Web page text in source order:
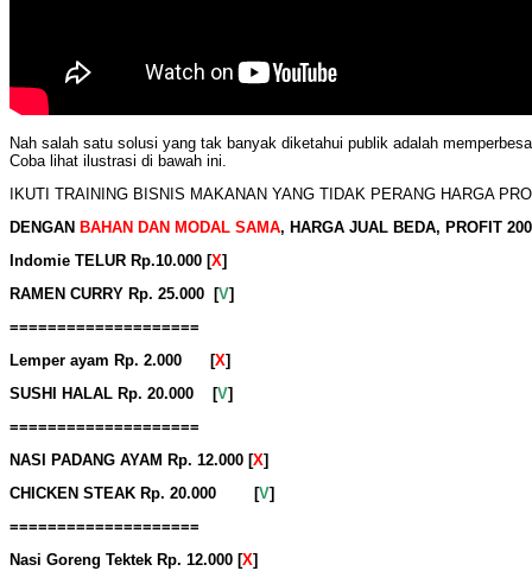
Nah salah satu solusi yang tak banyak diketahui publik adalah
Coba lihat ilustrasi di bawah ini.
IKUTI TRAINING BISNIS MAKANAN YANG TIDAK PERANG HARGA
DENGAN BAHAN DAN MODAL SAMA, HARGA JUAL BEDA, PROFIT
Indomie TELUR Rp.10.000 [X]
RAMEN CURRY Rp. 25.000 [V]
====================
Lemper ayam Rp. 2.000 [X]
SUSHI HALAL Rp. 20.000
[V]
====================
NASI PADANG AYAM Rp. 12.000 [X]
CHICKEN STEAK Rp. 20.000 [V]
====================
Nasi Goreng Tektek Rp. 12.000 [X]